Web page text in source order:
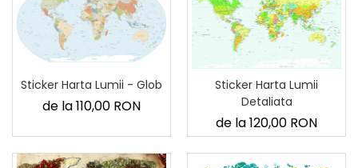
Sticker Harta Lumii - Glob
de la 110,00 RON
Sticker Harta Lumii
Detaliata
de la 120,00 RON